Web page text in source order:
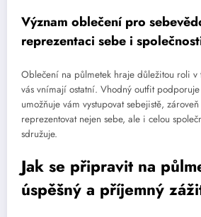
Význam oblečení pro
reprezentaci sebe i
Oblečení na půlmetek hraje důležitou roli v
vás vnímají ostatní. Vhodný outfit
umožňuje vám vystupovat sebejistě,
reprezentovat nejen sebe, ale i celou
sdružuje.
Jak se připravit na
úspěšný a příjemný